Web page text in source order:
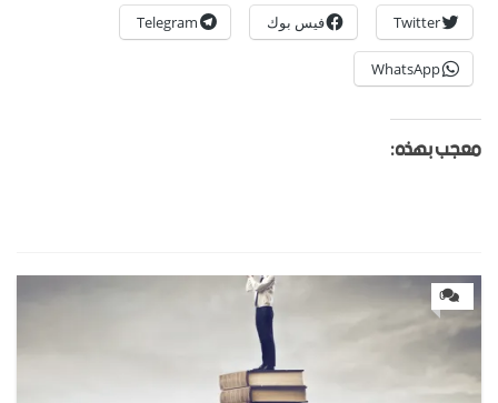
Twitter فيس بوك Telegram
WhatsApp
معجب بهذه:
0